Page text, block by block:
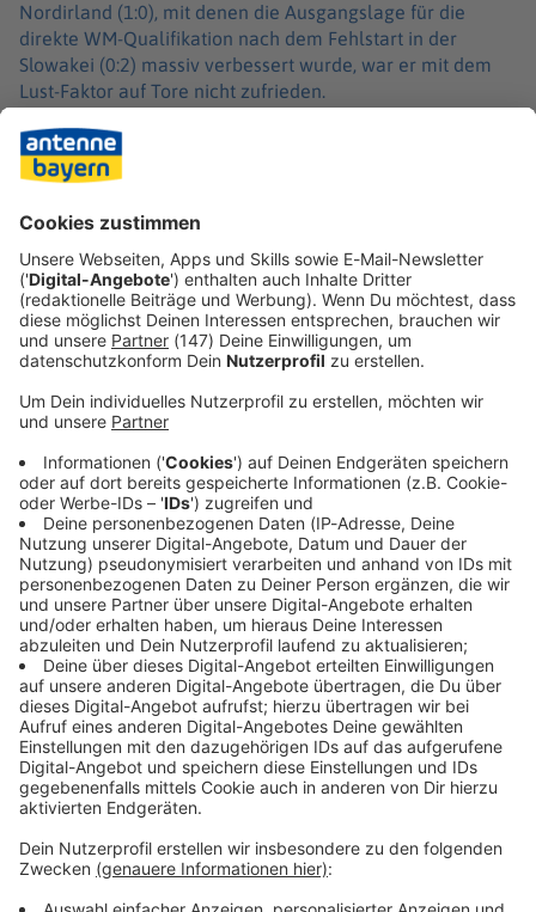
Nordirland (1:0), mit denen die Ausgangslage für die
direkte WM-Qualifikation nach dem Fehlstart in der
Slowakei (0:2) massiv verbessert wurde, war er mit dem
Lust-Faktor auf Tore nicht zufrieden.
«Ein bisschen zu träge», sei das Spiel gewesen, «ein
bisschen zu viele Kontakte, ein bisschen zu viel so die
Sucht nach Kontrolle, sage ich mal», konstatierte der
Bundestrainer. In Luxemburg soll sein Team auch ohne
Immer auf dem Laufenden
bleiben!
Verpass' nichts mehr - mit unserem kostenlosen
ANTENNE BAYERN Newsletter. Ob Nachrichten,
Lifestyle oder unsere neuesten Aktionen - wir
informieren dich.